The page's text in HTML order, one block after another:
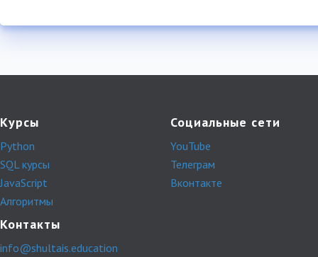
Курсы
Python
SQL курсы
JavaScript
Алгоритмы
Контакты
info@shultais.education
Социальные сети
YouTube
Телеграм
Вконтакте